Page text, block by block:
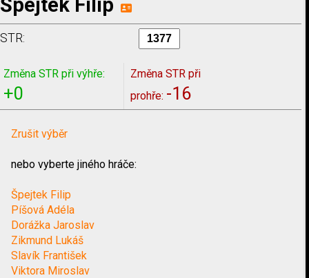
STR:
Změna STR při výhře:
+0
Změna STR při
prohře: -16
Zrušit výběr
nebo vyberte jiného hráče:
Špejtek Filip
Píšová Adéla
Dorážka Jaroslav
Zikmund Lukáš
Slavík František
Viktora Miroslav